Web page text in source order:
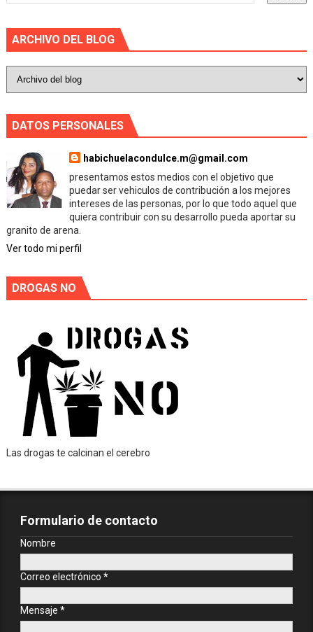
ARCHIVO DEL BLOG
DATOS PERSONALES
habichuelacondulce.m@gmail.com
presentamos estos medios con el objetivo que
puedar ser vehiculos de contribución a los mejores
intereses de las personas, por lo que todo aquel que
quiera contribuir con su desarrollo pueda aportar su
granito de arena.
Ver todo mi perfil
DROGAS NO
Las drogas te calcinan el cerebro
Formulario de contacto
Nombre
Correo electrónico *
Mensaje *